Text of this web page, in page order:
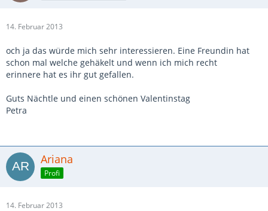
14. Februar 2013
och ja das würde mich sehr interessieren. Eine Freundin hat
schon mal welche gehäkelt und wenn ich mich recht
erinnere hat es ihr gut gefallen.
Guts Nächtle und einen schönen Valentinstag
Petra
Ariana
Profi
14. Februar 2013